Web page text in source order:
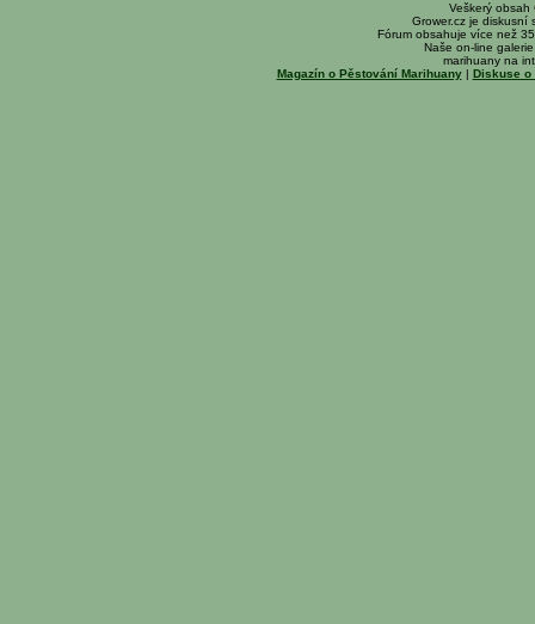
Veškerý obsah
Grower.cz je diskusní
Fórum obsahuje více než
Naše on-line
marihuany na
Magazín o Pěstování Marihuany| Diskuse o